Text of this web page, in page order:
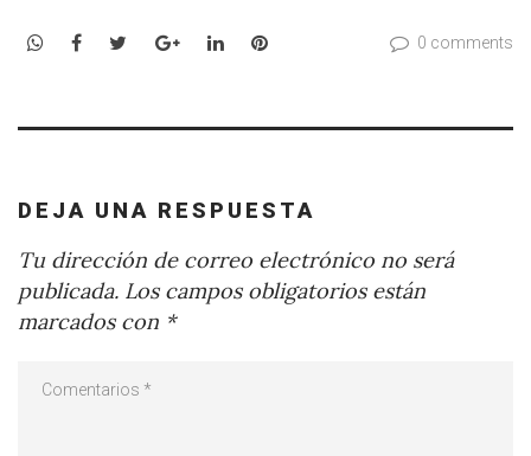
WhatsApp
Facebook
TwitterGoogle+LinkedInPinterest 0 comments
DEJA UNA RESPUESTA
Tu dirección de correo electrónico no será
publicada. Los campos obligatorios están
marcados con *